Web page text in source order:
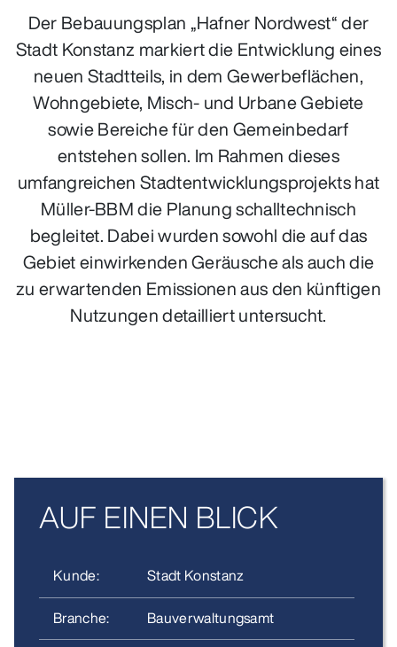
Der Bebauungsplan „Hafner Nordwest“ der
Stadt Konstanz markiert die Entwicklung eines
neuen Stadtteils, in dem Gewerbeflächen,
Wohngebiete, Misch- und Urbane Gebiete
sowie Bereiche für den Gemeinbedarf
entstehen sollen. Im Rahmen dieses
umfangreichen Stadtentwicklungsprojekts hat
Müller‑BBM die Planung schalltechnisch
begleitet. Dabei wurden sowohl die auf das
Gebiet einwirkenden Geräusche als auch die
zu erwartenden Emissionen aus den künftigen
Nutzungen detailliert untersucht.
AUF EINEN BLICK
Kunde:
Stadt Konstanz
Branche:
Bauverwaltungsamt